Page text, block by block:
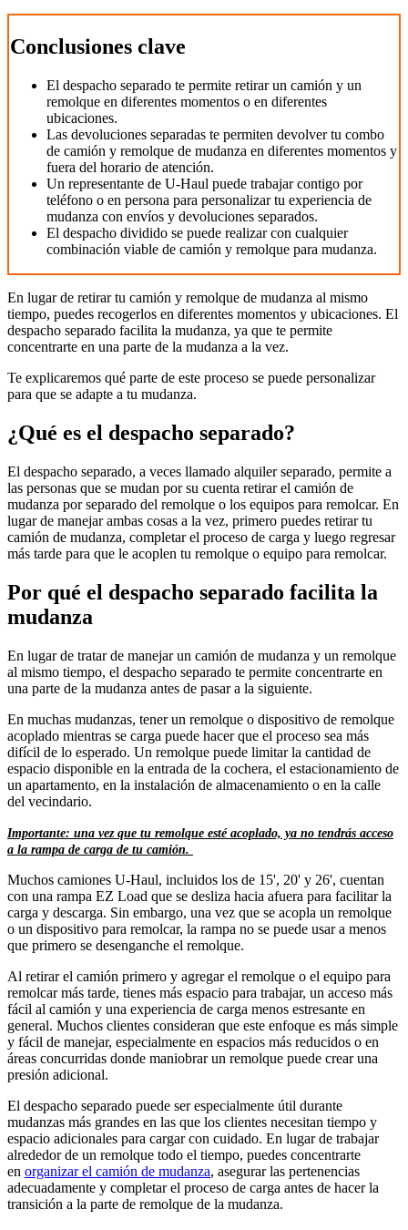
Conclusiones clave
El despacho separado te permite retirar un camión y un
remolque en diferentes momentos o en diferentes
ubicaciones.
Las devoluciones separadas te permiten devolver tu combo
de camión y remolque de mudanza en diferentes momentos y
fuera del horario de atención.
Un representante de U-Haul puede trabajar contigo por
teléfono o en persona para personalizar tu experiencia de
mudanza con envíos y devoluciones separados.
El despacho dividido se puede realizar con cualquier
combinación viable de camión y remolque para mudanza.
En lugar de retirar tu camión y remolque de mudanza al mismo
tiempo, puedes recogerlos en diferentes momentos y ubicaciones. El
despacho separado facilita la mudanza, ya que te permite
concentrarte en una parte de la mudanza a la vez.
Te explicaremos qué parte de este proceso se puede personalizar
para que se adapte a tu mudanza.
¿Qué es el despacho separado?
El despacho separado, a veces llamado alquiler separado, permite a
las personas que se mudan por su cuenta retirar el camión de
mudanza por separado del remolque o los equipos para remolcar. En
lugar de manejar ambas cosas a la vez, primero puedes retirar tu
camión de mudanza, completar el proceso de carga y luego regresar
más tarde para que le acoplen tu remolque o equipo para remolcar.
Por qué el despacho separado facilita la
mudanza
En lugar de tratar de manejar un camión de mudanza y un remolque
al mismo tiempo, el despacho separado te permite concentrarte en
una parte de la mudanza antes de pasar a la siguiente.
En muchas mudanzas, tener un remolque o dispositivo de remolque
acoplado mientras se carga puede hacer que el proceso sea más
difícil de lo esperado. Un remolque puede limitar la cantidad de
espacio disponible en la entrada de la cochera, el estacionamiento de
un apartamento, en la instalación de almacenamiento o en la calle
del vecindario.
Importante: una vez que tu remolque esté acoplado, ya no tendrás acceso
a la rampa de carga de tu camión.
Muchos camiones U-Haul, incluidos los de 15', 20' y 26', cuentan
con una rampa EZ Load que se desliza hacia afuera para facilitar la
carga y descarga. Sin embargo, una vez que se acopla un remolque
o un dispositivo para remolcar, la rampa no se puede usar a menos
que primero se desenganche el remolque.
Al retirar el camión primero y agregar el remolque o el equipo para
remolcar más tarde, tienes más espacio para trabajar, un acceso más
fácil al camión y una experiencia de carga menos estresante en
general. Muchos clientes consideran que este enfoque es más simple
y fácil de manejar, especialmente en espacios más reducidos o en
áreas concurridas donde maniobrar un remolque puede crear una
presión adicional.
El despacho separado puede ser especialmente útil durante
mudanzas más grandes en las que los clientes necesitan tiempo y
espacio adicionales para cargar con cuidado. En lugar de trabajar
alrededor de un remolque todo el tiempo, puedes concentrarte
en organizar el camión de mudanza, asegurar las pertenencias
adecuadamente y completar el proceso de carga antes de hacer la
transición a la parte de remolque de la mudanza.